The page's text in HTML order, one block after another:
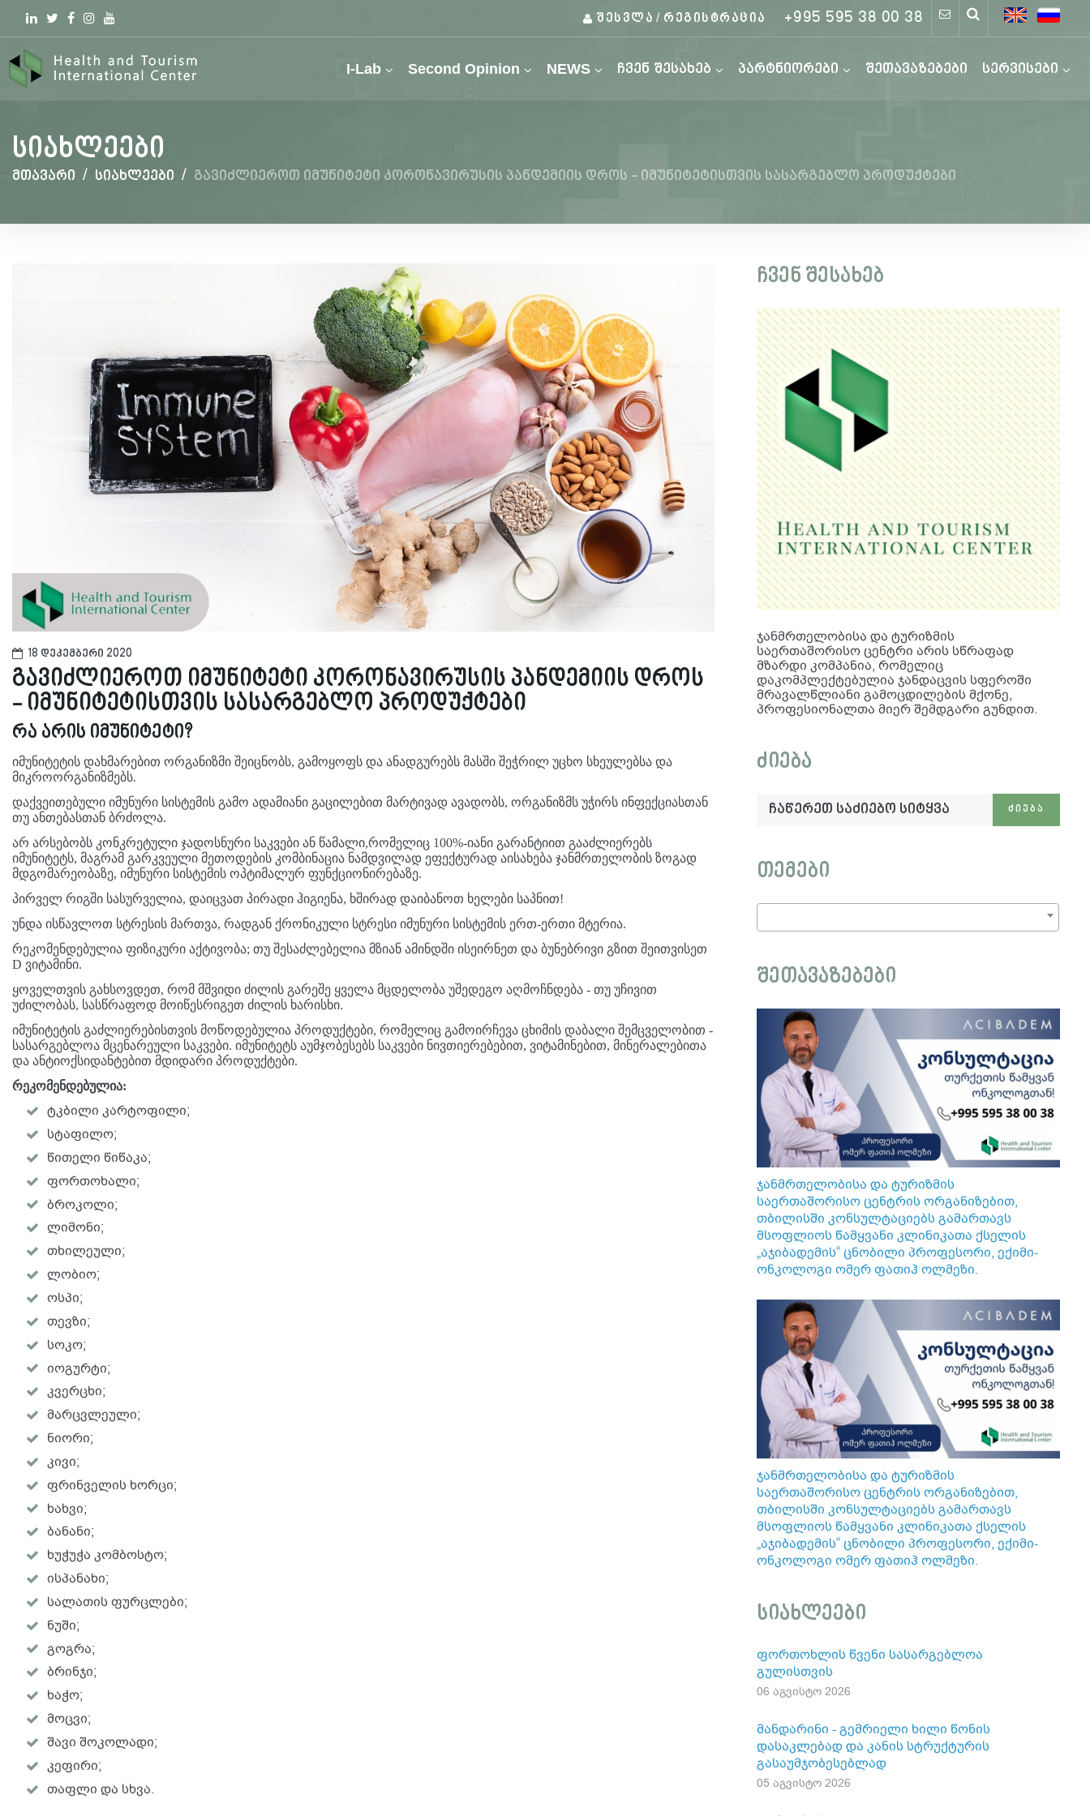
Linkedin
TwitterFacebook
Instagram
youtube
შესვლა / რეგისტრაცია +995 595 38 00 38
I-Lab Second Opinion NEWS ჩვენ შესახებ პარტნიორები შეთავაზებები სერვისები
სიახლეები
მთავარი / სიახლეები / გავიძლიეროთ იმუნიტეტი კორონავირუსის პანდემიის დროს - იმუნიტეტისთვის სასარგებლო პროდუქტები
18 დეკემბერი 2020
გავიძლიეროთ იმუნიტეტი კორონავირუსის პანდემიის დროს
- იმუნიტეტისთვის სასარგებლო პროდუქტები
რა არის იმუნიტეტი?
იმუნიტეტის დახმარებით ორგანიზმი შეიცნობს, გამოყოფს და ანადგურებს მასში შეჭრილ უცხო სხეულებსა და
მიკროორგანიზმებს.
დაქვეითებული იმუნური სისტემის გამო ადამიანი გაცილებით მარტივად ავადობს, ორგანიზმს უჭირს ინფექციასთან
თუ ანთებასთან ბრძოლა.
არ არსებობს კონკრეტული ჯადოსნური საკვები ან წამალი,რომელიც 100%-იანი გარანტიით გააძლიერებს
იმუნიტეტს, მაგრამ გარკვეული მეთოდების კომბინაცია ნამდვილად ეფექტურად აისახება ჯანმრთელობის ზოგად
მდგომარეობაზე, იმუნური სისტემის ოპტიმალურ ფუნქციონირებაზე.
პირველ რიგში სასურველია, დაიცვათ პირადი ჰიგიენა, ხშირად დაიბანოთ ხელები საპნით!
უნდა ისწავლოთ სტრესის მართვა, რადგან ქრონიკული სტრესი იმუნური სისტემის ერთ-ერთი მტერია.
რეკომენდებულია ფიზიკური აქტივობა; თუ შესაძლებელია მზიან ამინდში ისეირნეთ და ბუნებრივი გზით შეითვისეთ
D ვიტამინი.
ყოველთვის გახსოვდეთ, რომ მშვიდი ძილის გარეშე ყველა მცდელობა უშედეგო აღმოჩნდება - თუ უჩივით
უძილობას, სასწრაფოდ მოიწესრიგეთ ძილის ხარისხი.
იმუნიტეტის გაძლიერებისთვის მოწოდებულია პროდუქტები, რომელიც გამოირჩევა ცხიმის დაბალი შემცველობით -
სასარგებლოა მცენარეული საკვები. იმუნიტეტს აუმჯობესებს საკვები ნივთიერებებით, ვიტამინებით, მინერალებითა
და ანტიოქსიდანტებით მდიდარი პროდუქტები.
რეკომენდებულია:
ტკბილი კარტოფილი;
სტაფილო;
წითელი წიწაკა;
ფორთოხალი;
ბროკოლი;
ლიმონი;
თხილეული;
ლობიო;
ოსპი;
თევზი;
სოკო;
იოგურტი;
კვერცხი;
მარცვლეული;
ნიორი;
კივი;
ფრინველის ხორცი;
ხახვი;
ბანანი;
ხუჭუჭა კომბოსტო;
ისპანახი;
სალათის ფურცლები;
ნუში;
გოგრა;
ბრინჯი;
ხაჭო;
მოცვი;
შავი შოკოლადი;
კეფირი;
თაფლი და სხვა.
ჩვენ შესახებ
ჯანმრთელობისა და ტურიზმის
საერთაშორისო ცენტრი არის სწრაფად
მზარდი კომპანია, რომელიც
დაკომპლექტებულია ჯანდაცვის სფეროში
მრავალწლიანი გამოცდილების მქონე,
პროფესიონალთა მიერ შემდგარი გუნდით.
ძიება
ჩაწერეთ
საძიებო
ᲫᲘᲔᲑᲐ
თემები
შეთავაზებები
ჯანმრთელობისა და ტურიზმის
საერთაშორისო ცენტრის ორგანიზებით,
თბილისში კონსულტაციებს გამართავს
მსოფლიოს წამყვანი კლინიკათა ქსელის
„აჯიბადემის“ ცნობილი პროფესორი, ექიმი-
ონკოლოგი ომერ ფათიჰ ოლმეზი.
ჯანმრთელობისა და ტურიზმის
საერთაშორისო ცენტრის ორგანიზებით,
თბილისში კონსულტაციებს გამართავს
მსოფლიოს წამყვანი კლინიკათა ქსელის
„აჯიბადემის“ ცნობილი პროფესორი, ექიმი-
ონკოლოგი ომერ ფათიჰ ოლმეზი.
სიახლეები
ფორთოხლის წვენი სასარგებლოა
გულისთვის
06 აგვისტო 2026
მანდარინი - გემრიელი ხილი წონის
დასაკლებად და კანის სტრუქტურის
გასაუმჯობესებლად
05 აგვისტო 2026